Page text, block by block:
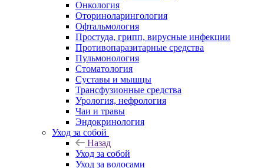
Онкология
Оториноларингология
Офтальмология
Простуда, грипп, вирусные инфекции
Противопаразитарные средства
Пульмонология
Стоматология
Суставы и мышцы
Трансфузионные средства
Урология, нефрология
Чаи и травы
Эндокринология
Уход за собой
Назад
Уход за собой
Уход за волосами